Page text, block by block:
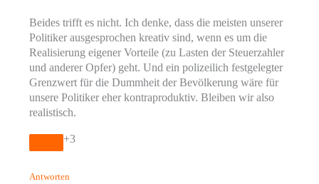
Beides trifft es nicht. Ich denke, dass die meisten unserer
Politiker ausgesprochen kreativ sind, wenn es um die
Realisierung eigener Vorteile (zu Lasten der Steuerzahler
und anderer Opfer) geht. Und ein polizeilich festgelegter
Grenzwert für die Dummheit der Bevölkerung wäre für
unsere Politiker eher kontraproduktiv. Bleiben wir also
realistisch.
+3
Antworten